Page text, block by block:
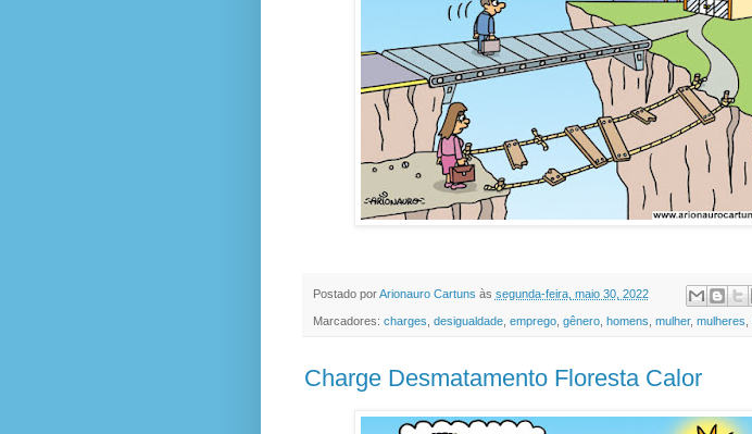
Postado porArionauro Cartuns às segunda-feira, maio 30, 2022
Marcadores: charges desigualdade, emprego, gênero, homens mulher, mulheres
Charge Desmatamento Floresta Calor